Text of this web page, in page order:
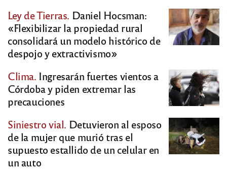
Ley de Tierras. Daniel Hocsman:
«Flexibilizar la propiedad rural
consolidará un modelo histórico de
despojo y extractivismo»
Clima. Ingresarán fuertes vientos a
Córdoba y piden extremar las
precauciones
Siniestro vial. Detuvieron al esposo
de la mujer que murió tras el
supuesto estallido de un celular en
un auto